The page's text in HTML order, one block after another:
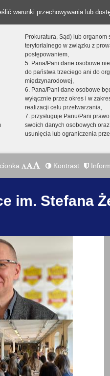
warunki przechowywania lub
Prokuratura, Sąd) lub organom
terytorialnego w związku z
postępowaniem,
5. Pana/Pani dane osobowe
do państwa trzeciego ani do
międzynarodowej,
6. Pana/Pani dane osobowe
wyłącznie przez okres i w
realizacji celu przetwarzania,
7. przysługuje Panu/Pani
swoich danych osobowych
usunięcia lub ograniczenia
Kontrast
im. Stefana